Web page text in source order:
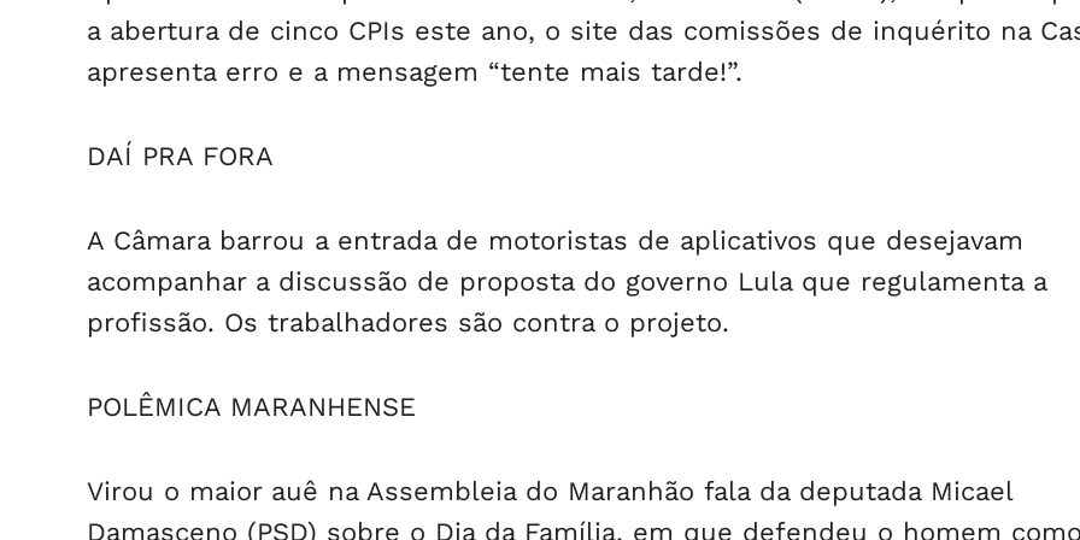
a abertura de cinco CPIs este ano, o site das comissões de inquérito na
apresenta erro e a mensagem “tente mais tarde!”.
DAÍ PRA FORA
A Câmara barrou a entrada de motoristas de aplicativos que desejavam
acompanhar a discussão de proposta do governo Lula que regulamenta a
profissão. Os trabalhadores são contra o projeto.
POLÊMICA MARANHENSE
Virou o maior auê na Assembleia do Maranhão fala da deputada Micael
Damasceno (PSD) sobre o Dia da Família, em que defendeu o homem